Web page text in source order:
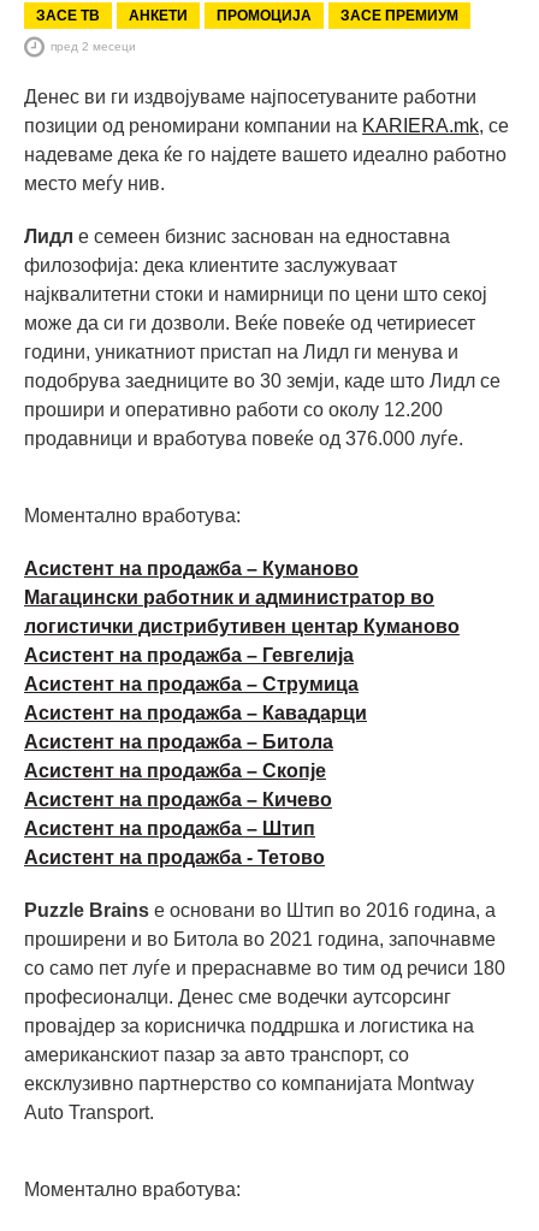
ЗАСЕ ТВ
АНКЕТИ ПРОМОЦИЈА ЗАСЕ ПРЕМИУМ
пред 2 месеци
Денес ви ги издвојуваме најпосетуваните работни
позиции од реномирани компании на KARIERA.mk, се
надеваме дека ќе го најдете вашето идеално работно
место меѓу нив.
Лидл е семеен бизнис заснован на едноставна
филозофија: дека клиентите заслужуваат
најквалитетни стоки и намирници по цени што секој
може да си ги дозволи. Веќе повеќе од четириесет
години, уникатниот пристап на Лидл ги менувa и
подобрувa заедниците во 30 земји, каде што Лидл се
прошири и оперативно работи со околу 12.200
продавници и вработува повеќе од 376.000 луѓе.
Моментално вработува:
Асистент на продажба – Куманово
Магацински работник и администратор во
логистички дистрибутивен центар Куманово
Асистент на продажба – Гевгелија
Асистент на продажба – Струмица
Асистент на продажба – Кавадарци
Асистент на продажба – Битола
Асистент на продажба – Скопје
Асистент на продажба – Кичево
Асистент на продажба – Штип
Асистент на продажба - Тетово
Puzzle Brains е основани во Штип во 2016 година, а
проширени и во Битола во 2021 година, започнавме
со само пет луѓе и прераснавме во тим од речиси 180
професионалци. Денес сме водечки аутсорсинг
провајдер за корисничка поддршка и логистика на
американскиот пазар за авто транспорт, со
ексклузивно партнерство со компанијата Montway
Auto Transport.
Моментално вработува: